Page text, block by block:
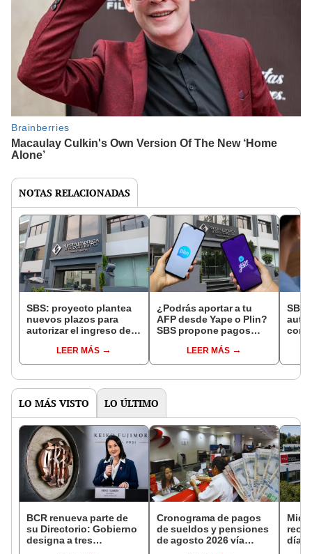
NOTAS RELACIONADAS
SBS: proyecto plantea
nuevos plazos para
autorizar el ingreso de
de seguros, ¿qué
cambios propone?
LEER MÁS
¿Podrás aportar a tu
AFP desde Yape o Plin?
SBS propone pagos
billeteras digitales
LEER MÁS
a
LO MÁS VISTO LO ÚLTIMO
BCR renueva parte de
su Directorio: Gobierno
designa a tres
Cronograma de pagos
de sueldos y pensiones
de agosto 2026 vía
días: